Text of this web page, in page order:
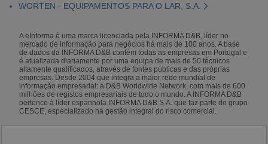
WORTEN - EQUIPAMENTOS PARA O LAR, S.A.
A eInforma é uma marca licenciada pela INFORMA D&B, líder no
mercado de informação para negócios há mais de 100 anos. A base
de dados da INFORMA D&B contém todas as empresas em Portugal e
é atualizada diariamente por uma equipa de mais de 50 técnicos
altamente qualificados, através de fontes públicas e das próprias
empresas. Desde 2004 que integra a maior rede mundial de
informação empresarial: a D&B Worldwide Network, com mais de 600
milhões de registos empresariais de todo o mundo. A INFORMA D&B
pertence à líder espanhola INFORMA D&B S.A. que faz parte do grupo
CESCE, especializado na gestão integral do risco comercial.